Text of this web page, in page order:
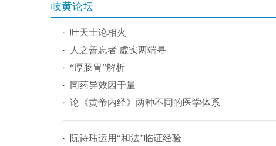
岐黄论坛
叶天士论相火
人之善忘者 虚实两端寻
“厚肠胃”解析
同药异效因于量
论《黄帝内经》两种不同的医学体系
阮诗玮运用“和法”临证经验